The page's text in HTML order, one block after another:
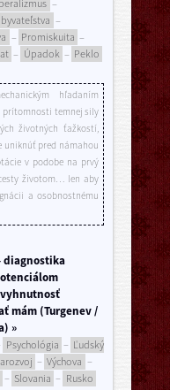
–
–
– Promiskuita –
– Úpadok – Peklo
hľadaním
prítomnosti temnej sily
životných ťažkostí,
uniknúť pred námahou
v podobe na prvý
životom… len aby
a osobnostnému
diagnostika
mám (Turgenev /
»
Psychológia – Ľudský
– Výchova –
– Slovania – Rusko